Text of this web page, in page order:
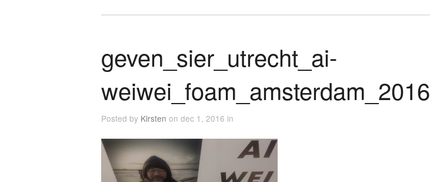
geven_sier_utrecht_ai-
weiwei_foam_amsterdam_2016
Posted by Kirsten on dec 1, 2016 in